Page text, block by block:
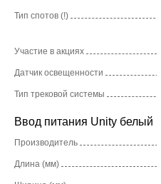
Тип спотов (!)
Участие в акциях
Датчик освещенности
Тип трековой системы
Ввод питания Unity белый
Производитель
Длина (мм)